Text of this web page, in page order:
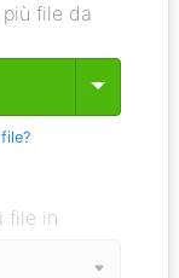
più file da
Toggle
file in